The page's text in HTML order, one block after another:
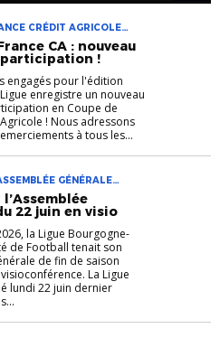
CRÉDIT AGRICOLE
FFF-SLIDER-ACCUEIL
CA : nouveau
!
engagés pour l'édition
enregistre un nouveau
en Coupe de
! Nous adressons
à tous les...
GÉNÉRALE
LIGUE BFC
22 juin en visio
la Ligue Bourgogne-
de Football tenait son
de fin de saison
La Ligue
lundi 22 juin dernier